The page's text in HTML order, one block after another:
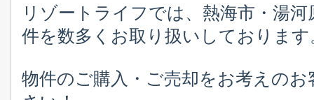
リゾートライフでは、熱海市・湯
件を数多くお取り扱いしております
物件のご購入・ご売却をお考えの